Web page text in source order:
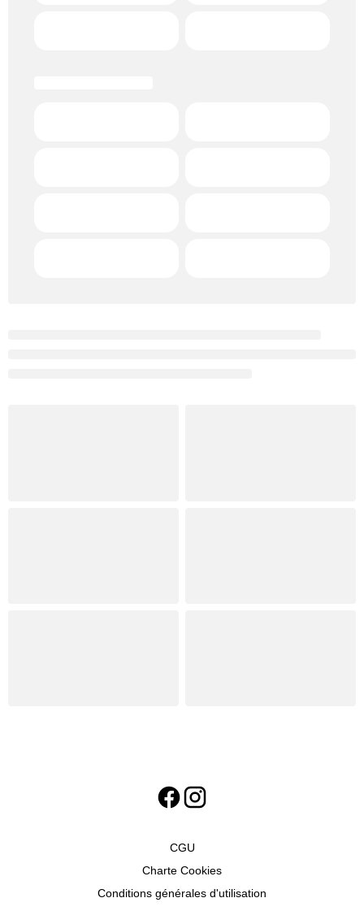
CGU
Charte Cookies
Conditions générales d'utilisation